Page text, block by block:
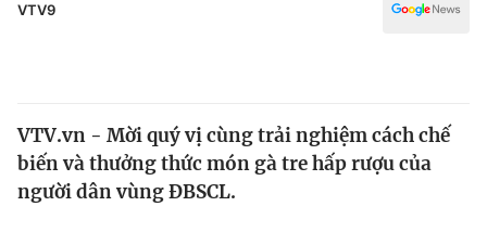
Y tế
Giáo dục
VTV9
VTV.vn - Mời quý vị cùng trải nghiệm cách chế
biến và thưởng thức món gà tre hấp rượu của
người dân vùng ĐBSCL.